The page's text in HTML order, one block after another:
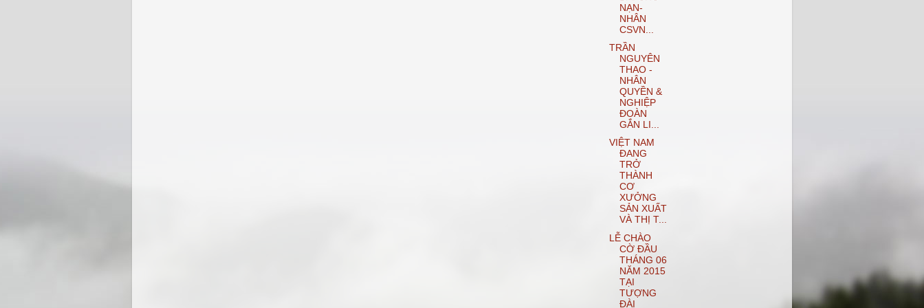
NẠN-
NHÂN
CSVN...
TRẦN
NGUYÊN
THAO -
NHÂN
QUYỀN &
NGHIỆP
ĐOÀN
GẮN LI...
VIỆT NAM
ĐANG
TRỞ
THÀNH
CƠ
XƯỞNG
SẢN XUẤT
VÀ THỊ T...
LỄ CHÀO
CỜ ĐẦU
THÁNG 06
NĂM 2015
TẠI
TƯỢNG
ĐÀI